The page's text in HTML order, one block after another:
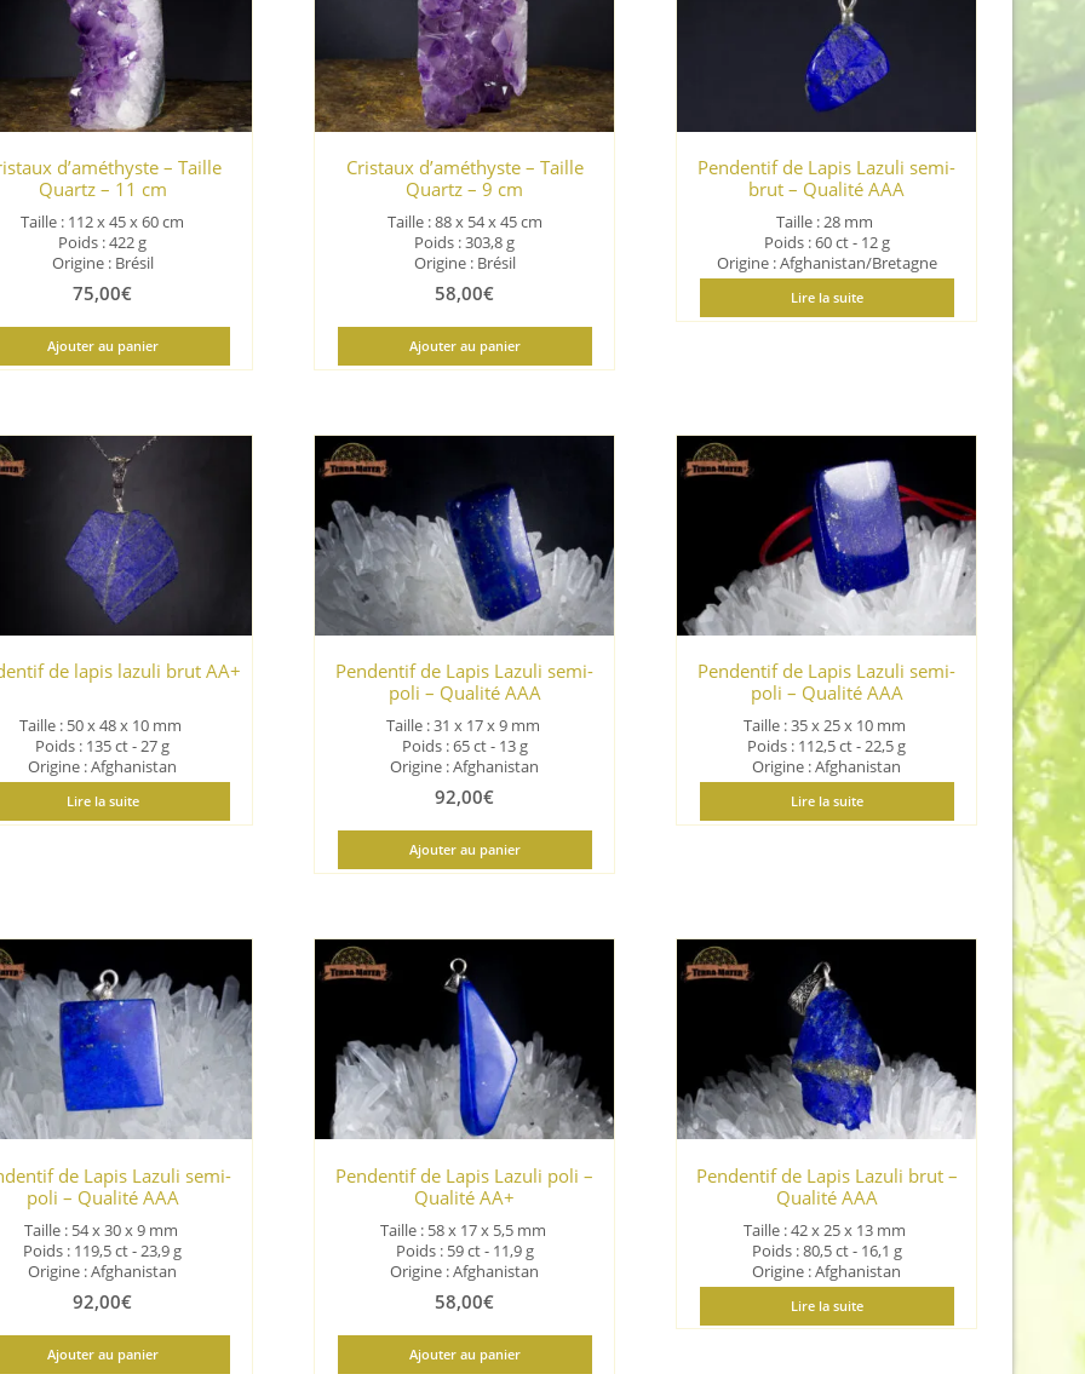
ancien
d’améthyste – Taille
Quartz – 11 cm
Taille : 112 x 45 x 60 cm
Poids : 422 g
Origine : Brésil
75,00€
Ajouter au panier
Cristaux d’améthyste – Taille
Quartz – 9 cm
Taille : 88 x 54 x 45 cm
Poids : 303,8 g
Origine : Brésil
58,00€
Ajouter au panier
Pendentif de Lapis Lazuli semi-
brut – Qualité AAA
Taille : 28 mm
Poids : 60 ct - 12 g
Origine : Afghanistan/Bretagne
Lire la suite
de lapis lazuli brut AA+
Taille : 50 x 48 x 10 mm
Poids : 135 ct - 27 g
Origine : Afghanistan
Lire la suite
Pendentif de Lapis Lazuli semi-
poli – Qualité AAA
Taille : 31 x 17 x 9 mm
Poids : 65 ct - 13 g
Origine : Afghanistan
92,00€
Ajouter au panier
Pendentif de Lapis Lazuli semi-
poli – Qualité AAA
Taille : 35 x 25 x 10 mm
Poids : 112,5 ct - 22,5 g
Origine : Afghanistan
Lire la suite
de Lapis Lazuli semi-
poli – Qualité AAA
Taille : 54 x 30 x 9mm
Poids : 119,5 ct - 23,9 g
Origine : Afghanistan
92,00€
Ajouter au panier
Pendentif de Lapis Lazuli poli –
Qualité AA+
Taille : 58 x 17 x 5,5mm
Poids : 59 ct - 11,9 g
Origine : Afghanistan
58,00€
Ajouter au panier
Pendentif de Lapis Lazuli brut –
Qualité AAA
Taille : 42 x 25 x 13 mm
Poids : 80,5 ct - 16,1 g
Origine : Afghanistan
Lire la suite